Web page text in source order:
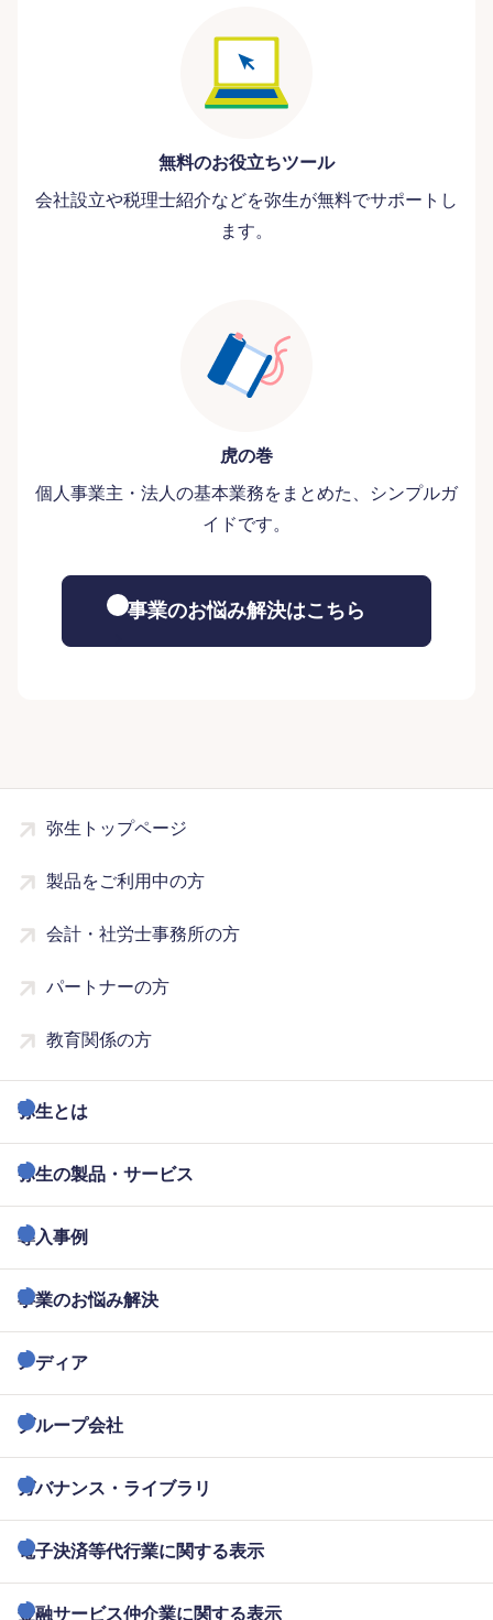
無料のお役立ちツール
会社設立や税理士紹介などを弥生が無料でサポートし
ます。
虎の巻
個人事業主・法人の基本業務をまとめた、シンプルガ
イドです。
事業のお悩み解決はこちら
弥生トップページ
製品をご利用中の方
会計・社労士事務所の方
パートナーの方
教育関係の方
弥生とは
弥生の製品・サービス
導入事例
事業のお悩み解決
メディア
グループ会社
ガバナンス・ライブラリ
電子決済等代行業に関する表示
金融サービス仲介業に関する表示